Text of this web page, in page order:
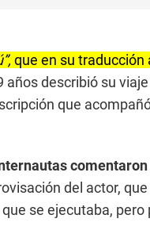
que en su traducción
años describió su
que
del actor,
se ejecutaba, pero